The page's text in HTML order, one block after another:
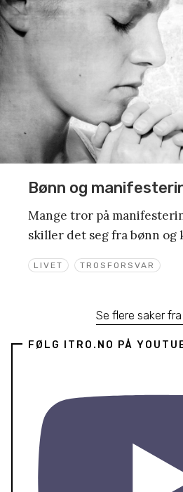
LIVET TROSFORSVAR
Bønn og
Mange tror på
skiller det seg fra bønn og
Se flere saker
FØLG ITRO.NO PÅ